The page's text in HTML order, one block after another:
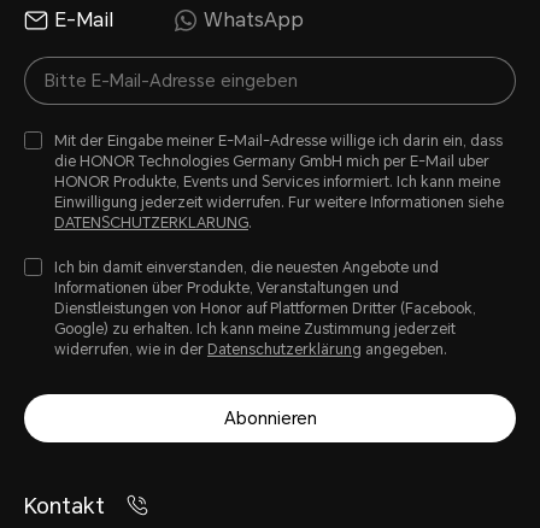
E-Mail WhatsApp
Mit der Eingabe meiner E-Mail-Adresse willige ich darin ein, dass
die HONOR Technologies Germany GmbH mich per E-Mail uber
HONOR Produkte, Events und Services informiert. Ich kann meine
Einwilligung jederzeit widerrufen. Fur weitere Informationen siehe
DATENSCHUTZERKLARUNG.
Ich bin damit einverstanden, die neuesten Angebote und
Informationen über Produkte, Veranstaltungen und
Dienstleistungen von Honor auf Plattformen Dritter (Facebook,
Google) zu erhalten. Ich kann meine Zustimmung jederzeit
widerrufen, wie in der Datenschutzerklärung angegeben.
Abonnieren
Kontakt